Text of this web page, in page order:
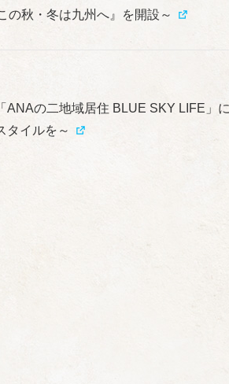
の秋・冬は九州へ』を開設～
ANAの二地域居住 BLUE SKY LIFE
タイルを～